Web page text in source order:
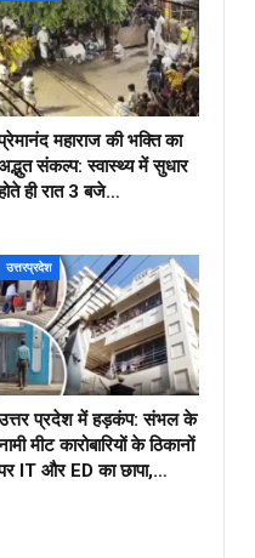
महाराज की भक्ति का
संकल्प: स्वास्थ्य में सुधार
ही रात 3 बजे…
उत्तरप्रदेश
प्रदेश में हड़कंप: संभल के
मीट कारोबारियों के ठिकानों
IT और ED का छापा,…